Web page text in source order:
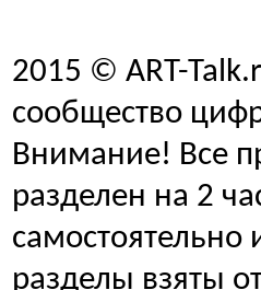
2015 © ART-
сообщество
Внимание! Все
разделен на 2
самостоятельно
разделы взяты